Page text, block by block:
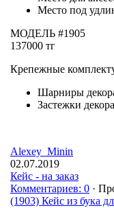
Место под
МОДЕЛЬ #1905
137000 тг
Крепежные
Шарниры
Застежки
Alexey_Minin
02.07.2019
Кейс - на заказ
Комментариев: 0 ·
(1903) Кейс из бука